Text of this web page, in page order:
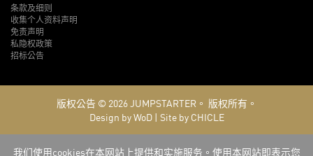
条款及细则
收集个人资料声明
免责声明
私隐权政策
招标公告
版权公告 © 2026JUMPSTARTER。 版权所有。
Design by WoD| Site by CHICLE
我们使用cookies在本网站上提供和实施服务。使用本网站即表示您